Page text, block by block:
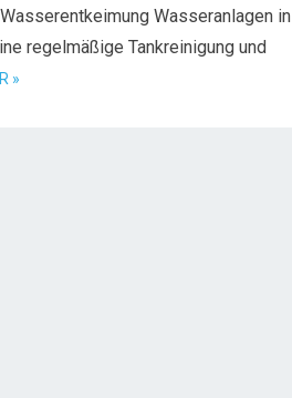
Wasseranlagen in
regelmäßige Tankreinigung und
»